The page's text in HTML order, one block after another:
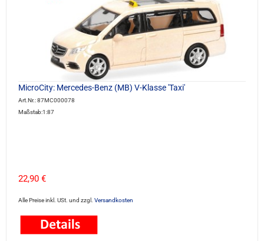
MicroCity: Mercedes-Benz (MB) V-Klasse 'Taxi'
Art.Nr.: 87MC000078
Maßstab:1:87
22,90 €
Alle Preise inkl. USt. und zzgl. Versandkosten